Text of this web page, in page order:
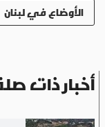
الأوضاع في لبنان
أخبار ذات